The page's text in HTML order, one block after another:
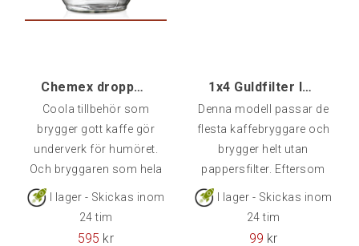
Chemex droppbrygg, 8-kopp
Coola tillbehör som
brygger gott kaffe gör
underverk för humöret.
Och bryggaren som hela
specialkaffevärlden just
I lager - Skickas inom
24 tim
595 kr
1x4 Guldfilter INOX
Denna modell passar de
flesta kaffebryggare och
brygger helt utan
pappersfilter. Eftersom
smakbärare och det inte
I lager - Skickas inom
24 tim
99 kr